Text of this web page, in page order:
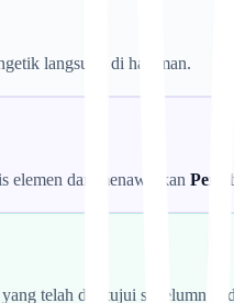
langsung di halaman.
elemen dan menawarkan
telah disetujui